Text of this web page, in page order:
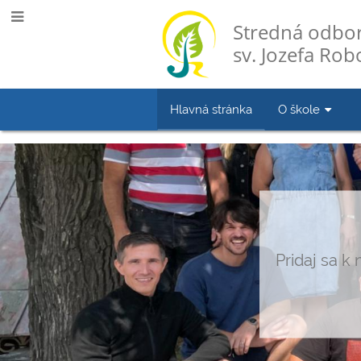
Stredná
sv. Jozefa
Hlavná stránka O škole
Hlavná
stránka
Pridaj sa k